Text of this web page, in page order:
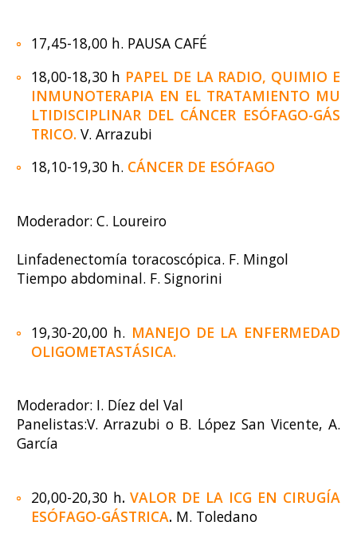
17,45-18,00 h. PAUSA CAFÉ
18,00-18,30 h PAPEL DE LA RADIO, QUIMIO E
INMUNOTERAPIA EN EL TRATAMIENTO MU
LTIDISCIPLINAR DEL CÁNCER ESÓFAGO-GÁS
TRICO. V. Arrazubi
18,10-19,30 h. CÁNCER DE ESÓFAGO
Moderador: C. Loureiro
Linfadenectomía toracoscópica. F. Mingol
Tiempo abdominal. F. Signorini
19,30-20,00 h. MANEJO DE LA ENFERMEDAD
OLIGOMETASTÁSICA.
Moderador: I. Díez del Val
Panelistas:V. Arrazubi o B. López San Vicente, A.
García
20,00-20,30 h.VALOR DE LA ICG EN CIRUGÍA
ESÓFAGO-GÁSTRICA. M. Toledano